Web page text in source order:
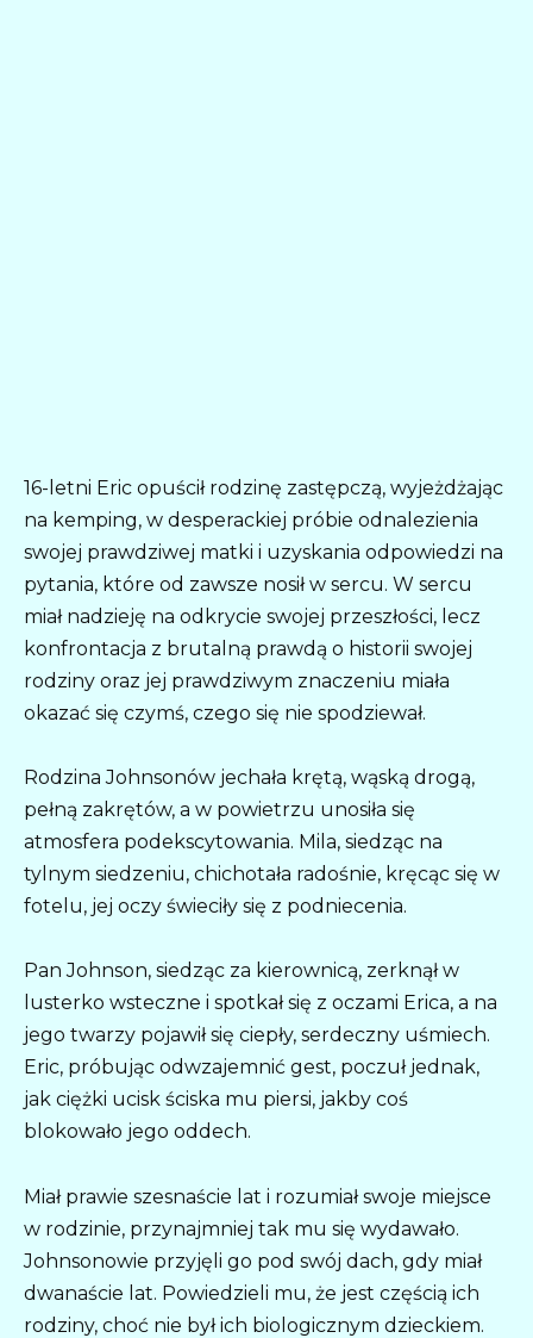
16-letni Eric opuścił rodzinę zastępczą, wyjeżdżając
na kemping, w desperackiej próbie odnalezienia
swojej prawdziwej matki i uzyskania odpowiedzi na
pytania, które od zawsze nosił w sercu. W sercu
miał nadzieję na odkrycie swojej przeszłości, lecz
konfrontacja z brutalną prawdą o historii swojej
rodziny oraz jej prawdziwym znaczeniu miała
okazać się czymś, czego się nie spodziewał.
Rodzina Johnsonów jechała krętą, wąską drogą,
pełną zakrętów, a w powietrzu unosiła się
atmosfera podekscytowania. Mila, siedząc na
tylnym siedzeniu, chichotała radośnie, kręcąc się w
fotelu, jej oczy świeciły się z podniecenia.
Pan Johnson, siedząc za kierownicą, zerknął w
lusterko wsteczne i spotkał się z oczami Erica, a na
jego twarzy pojawił się ciepły, serdeczny uśmiech.
Eric, próbując odwzajemnić gest, poczuł jednak,
jak ciężki ucisk ściska mu piersi, jakby coś
blokowało jego oddech.
Miał prawie szesnaście lat i rozumiał swoje miejsce
w rodzinie, przynajmniej tak mu się wydawało.
Johnsonowie przyjęli go pod swój dach, gdy miał
dwanaście lat. Powiedzieli mu, że jest częścią ich
rodziny, choć nie był ich biologicznym dzieckiem.